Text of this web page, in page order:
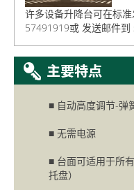
许多设备升降台可在标
57491919或 发送邮件到
■ 自动高度调节-弹
■ 无需电源
■ 台面可适用于所
托盘）